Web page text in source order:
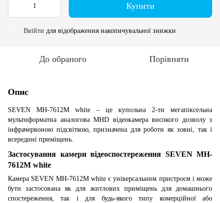
Купити
Ввійти для відображення накопичувальної знижки
До обраного Порівняти
Опис
SEVEN MH-7612M white – це купольна 2-ти мегапіксельна
мультиформатна аналогова MHD відеокамера високого дозволу з
інфрачервоною підсвіткою, призначена для роботи як зовні, так і
всередині приміщень.
Застосування камери відеоспостереження SEVEN MH-
7612M white
Камера SEVEN MH-7612M white є універсальним пристроєм і може
бути застосована як для житлових приміщень для домашнього
спостереження, так і для будь-якого типу комерційної або